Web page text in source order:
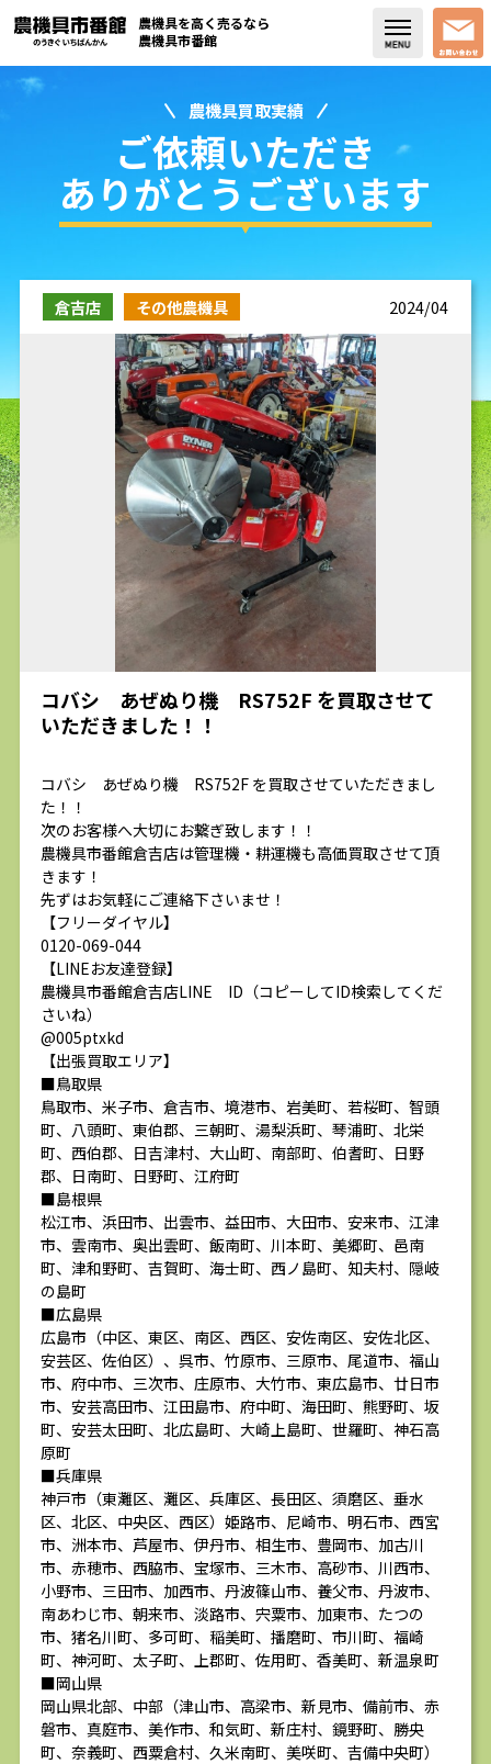
買取実績
コラム・スタッフブログ
取り扱い商品
販売中の農機具
よく頂く質問
お問い合わせ
農機具を高く売るなら
農機具市番館
農機具買取実績
ご依頼いただき
ありがとうございます
倉吉店 その他農機具 2024/04
コバシ あぜぬり機 RS752F を買取させて
いただきました！！
コバシ あぜぬり機 RS752F を買取させていただきまし
た！！
次のお客様へ大切にお繋ぎ致します！！
農機具市番館倉吉店は管理機・耕運機も高価買取させて頂
きます！
先ずはお気軽にご連絡下さいませ！
【フリーダイヤル】
0120-069-044
【LINEお友達登録】
農機具市番館倉吉店LINE ID（コピーしてID検索してくだ
さいね）
@005ptxkd
【出張買取エリア】
■鳥取県
鳥取市、米子市、倉吉市、境港市、岩美町、若桜町、智頭
町、八頭町、東伯郡、三朝町、湯梨浜町、琴浦町、北栄
町、西伯郡、日吉津村、大山町、南部町、伯耆町、日野
郡、日南町、日野町、江府町
■島根県
松江市、浜田市、出雲市、益田市、大田市、安来市、江津
市、雲南市、奥出雲町、飯南町、川本町、美郷町、邑南
町、津和野町、吉賀町、海士町、西ノ島町、知夫村、隠岐
の島町
■広島県
広島市（中区、東区、南区、西区、安佐南区、安佐北区、
安芸区、佐伯区）、呉市、竹原市、三原市、尾道市、福山
市、府中市、三次市、庄原市、大竹市、東広島市、廿日市
市、安芸高田市、江田島市、府中町、海田町、熊野町、坂
町、安芸太田町、北広島町、大崎上島町、世羅町、神石高
原町
■兵庫県
神戸市（東灘区、灘区、兵庫区、長田区、須磨区、垂水
区、北区、中央区、西区）姫路市、尼崎市、明石市、西宮
市、洲本市、芦屋市、伊丹市、相生市、豊岡市、加古川
市、赤穂市、西脇市、宝塚市、三木市、高砂市、川西市、
小野市、三田市、加西市、丹波篠山市、養父市、丹波市、
南あわじ市、朝来市、淡路市、宍粟市、加東市、たつの
市、猪名川町、多可町、稲美町、播磨町、市川町、福崎
町、神河町、太子町、上郡町、佐用町、香美町、新温泉町
■岡山県
岡山県北部、中部（津山市、高梁市、新見市、備前市、赤
磐市、真庭市、美作市、和気町、新庄村、鏡野町、勝央
町、奈義町、西粟倉村、久米南町、美咲町、吉備中央町）